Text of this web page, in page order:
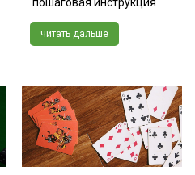
читать дальше